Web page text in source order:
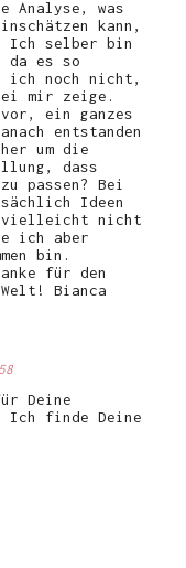
Analyse, was
kann,
selber bin
da es so
ich noch nicht,
mir zeige.
vor, ein ganzes
entstanden
um die
dass
passen? Bei
Ideen
vielleicht nicht
ich aber
bin.
für den
Bianca
Deine
Ich finde Deine